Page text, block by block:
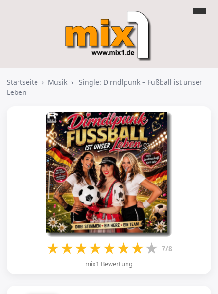
Startseite › Musik ›
Single: Dirndlpunk – Fußball ist unser
Leben
★★★★★★★★ 7/8
mix1 Bewertung